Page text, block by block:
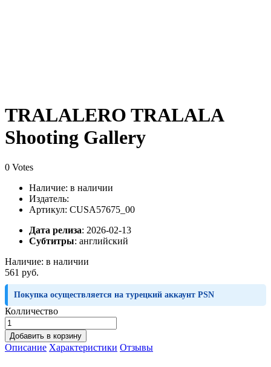
TRALALERO TRALALA
Shooting Gallery
0 Votes
Наличие: в наличии
Издатель:
Артикул: CUSA57675_00
Дата релиза: 2026-02-13
Субтитры: английский
Наличие: в наличии
561 руб.
Покупка осуществляется на турецкий аккаунт PSN
Колличество
Добавить в корзину
Описание Характеристики Отзывы